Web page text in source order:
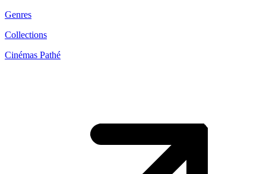
Genres
Collections
Cinémas Pathé